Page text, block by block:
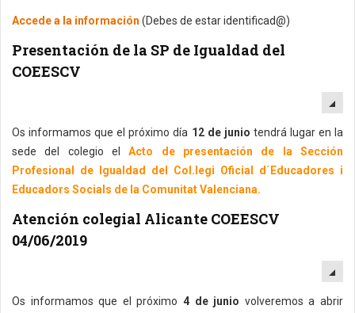
Accede a la información (Debes de estar identificad@)
Presentación de la SP de Igualdad del
COEESCV
Os informamos que el próximo día 12 de junio tendrá lugar en la
sede del colegio elActo de presentación de la Sección
Profesional de Igualdad del Col.legi Oficial d´Educadores i
Educadors Socials de la Comunitat Valenciana.
Atención colegial Alicante COEESCV
04/06/2019
Os informamos que el próximo 4 de junio volveremos a abrir